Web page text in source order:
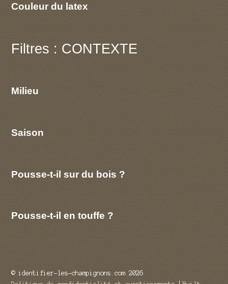
Couleur du latex
Filtres : CONTEXTE
Milieu
Saison
Pousse-t-il sur du bois ?
Pousse-t-il en touffe ?
© identifier-les-champignons.com 2026